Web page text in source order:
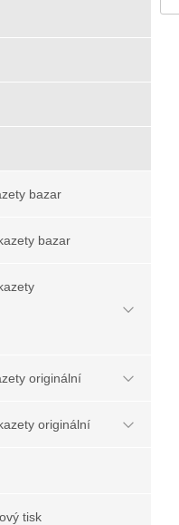
bazar
bazar
originální
originální
tisk